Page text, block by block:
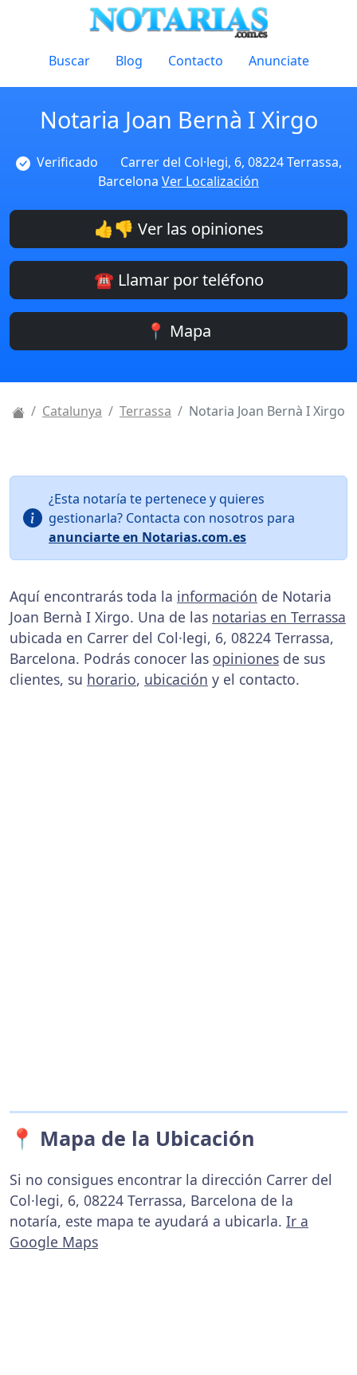
Buscar Blog Contacto Anunciate
Notaria Joan Bernà I Xirgo
Verificado
Carrer del Col·legi, 6, 08224 Terrassa,
Barcelona Ver Localización
👍👎 Ver las opiniones
☎️ Llamar por teléfono
📍 Mapa
Catalunya Terrassa Notaria Joan Bernà I Xirgo
¿Esta notaría te pertenece y quieres
gestionarla? Contacta con nosotros para
anunciarte en Notarias.com.es
Aquí encontrarás toda la información de Notaria
Joan Bernà I Xirgo. Una de las notarias en Terrassa
ubicada en Carrer del Col·legi, 6, 08224 Terrassa,
Barcelona. Podrás conocer las opiniones de sus
clientes, su horario, ubicación y el contacto.
📍 Mapa de la Ubicación
Si no consigues encontrar la dirección Carrer del
Col·legi, 6, 08224 Terrassa, Barcelona de la
notaría, este mapa te ayudará a ubicarla. Ir a
Google Maps